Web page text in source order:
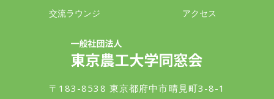
交流ラウンジ
アクセス
〒183-8538 東京都府中市晴見町3-8-1